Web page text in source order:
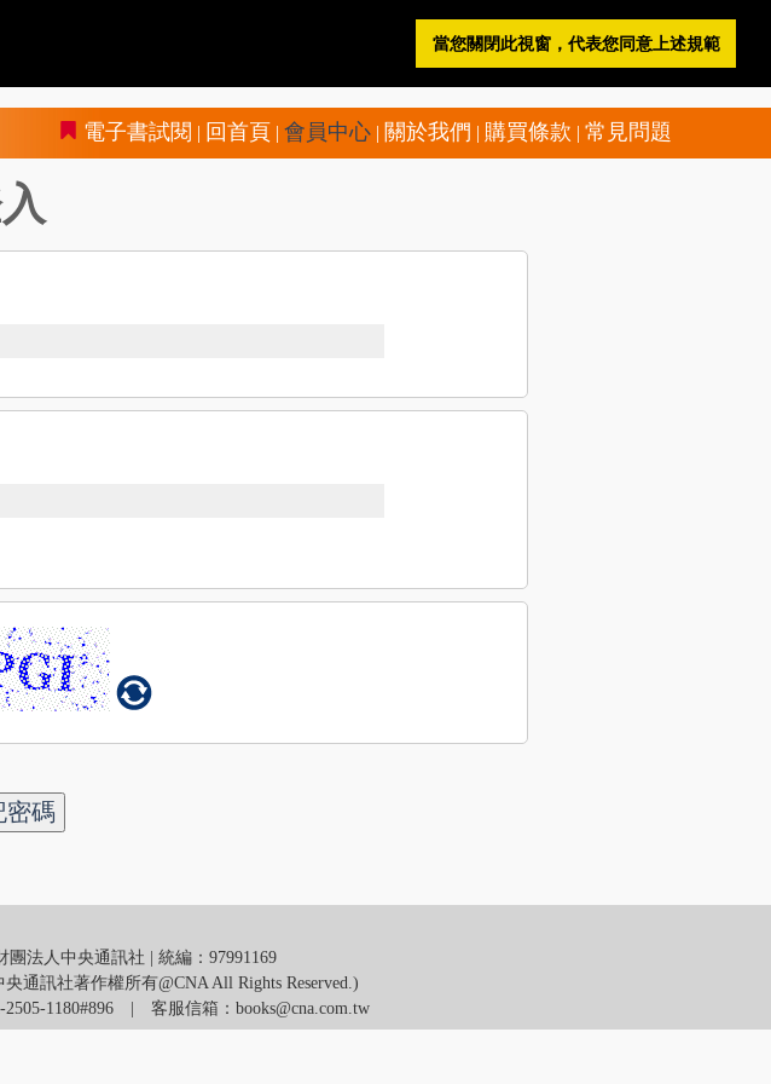
當您關閉此視窗，代表您同意上述規範
購物車 電子書櫃
電子書試閱 | 回首頁 | 會員中心 | 關於我們 | 購買條款 | 常見問題
密碼
團法人中央通訊社 | 統編：97991169
通訊社著作權所有@CNA All Rights Reserved.)
2505-1180#896 | 客服信箱： books@cna.com.tw